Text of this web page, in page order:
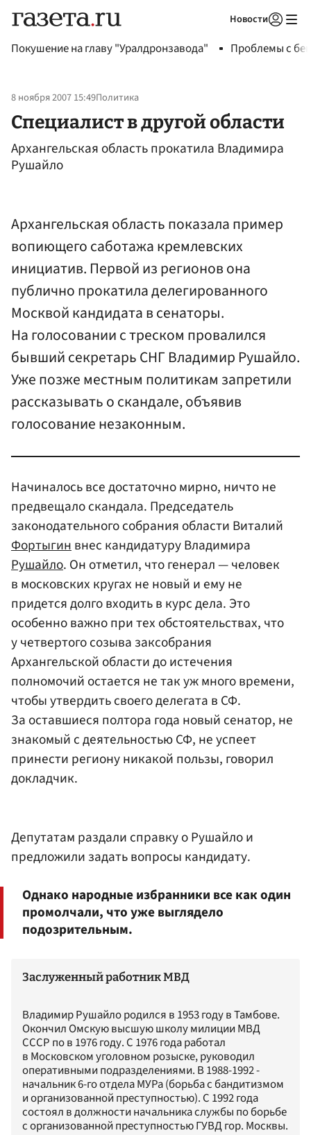
Новости
Покушение на главу "Уралдронзавода" Проблемы с
8 ноября 2007 15:49Политика
Специалист в другой области
Архангельская область прокатила Владимира
Рушайло
Архангельская область показала пример
вопиющего саботажа кремлевских
инициатив. Первой из регионов она
публично прокатила делегированного
Москвой кандидата в сенаторы.
На голосовании с треском провалился
бывший секретарь СНГ Владимир Рушайло.
Уже позже местным политикам запретили
рассказывать о скандале, объявив
голосование незаконным.
Начиналось все достаточно мирно, ничто не
предвещало скандала. Председатель
законодательного собрания области Виталий
Фортыгин внес кандидатуру Владимира
Рушайло. Он отметил, что генерал — человек
в московских кругах не новый и ему не
придется долго входить в курс дела. Это
особенно важно при тех обстоятельствах, что
у четвертого созыва заксобрания
Архангельской области до истечения
полномочий остается не так уж много времени,
чтобы утвердить своего делегата в СФ.
За оставшиеся полтора года новый сенатор, не
знакомый с деятельностью СФ, не успеет
принести региону никакой пользы, говорил
докладчик.
Депутатам раздали справку о Рушайло и
предложили задать вопросы кандидату.
Однако народные избранники все как один
промолчали, что уже выглядело
подозрительным.
Заслуженный работник МВД
Владимир Рушайло родился в 1953 году в Тамбове.
Окончил Омскую высшую школу милиции МВД
СССР по в 1976 году. С 1976 года работал
в Московском уголовном розыске, руководил
оперативными подразделениями. В 1988-1992 -
начальник 6-го отдела МУРа (борьба с бандитизмом
и организованной преступностью). С 1992 года
состоял в должности начальника службы по борьбе
с организованной преступностью ГУВД гор. Москвы.